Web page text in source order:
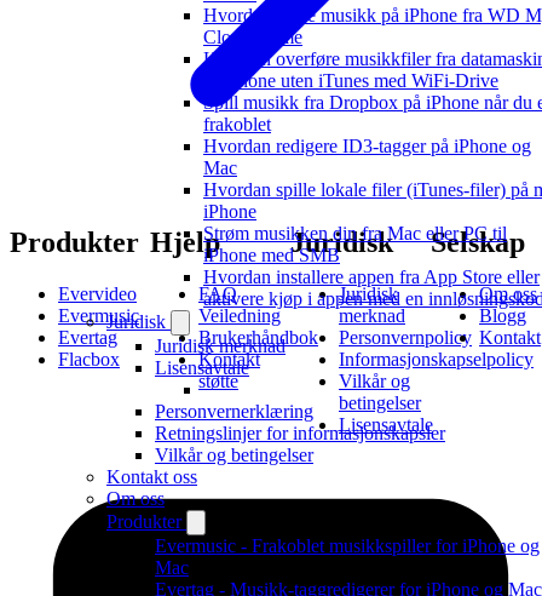
Hvordan spille musikk på iPhone fra WD
Cloud Home
Hvordan overføre musikkfiler fra
til iPhone uten iTunes med WiFi-Drive
Spill musikk fra Dropbox på iPhone når du
frakoblet
Hvordan redigere ID3-tagger på iPhone og
Mac
Hvordan spille lokale filer (iTunes-filer) på
iPhone
Strøm musikken din fra Mac eller PC til
iPhone med SMB
Hvordan installere appen fra App Store eller
aktivere kjøp i appen med en
Juridisk
Juridisk merknad
Lisensavtale
Personvernerklæring
Retningslinjer for informasjonskapsler
Vilkår og betingelser
Kontakt oss
Om oss
Produkter
Evermusic - Frakoblet musikkspiller for iPhone og
Mac
Evertag - Musikk-taggredigerer for iPhone og Mac
Produkter
Evervideo
Evermusic
Evertag
Flacbox
Hjelp
FAQ
Veiledning
Brukerhåndbok
Kontakt
støtte
Juridisk
Juridisk
merknad
Personvernpolicy
Informasjonskapselpolicy
Vilkår og
betingelser
Lisensavtale
Selskap
Om oss
Blogg
Kontakt